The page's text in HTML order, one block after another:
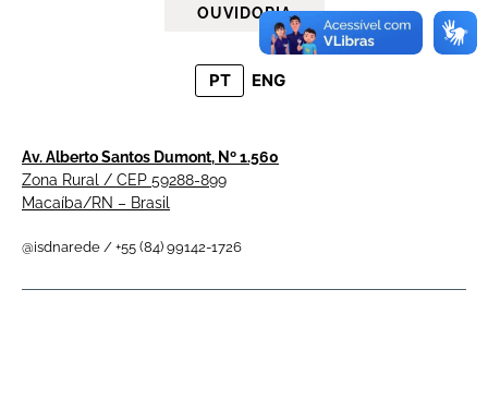
OUVIDORIA
PT ENG
Av. Alberto Santos Dumont, Nº 1.560
Zona Rural / CEP 59288-899
Macaíba/RN – Brasil
@isdnarede / +55 (84) 99142-1726